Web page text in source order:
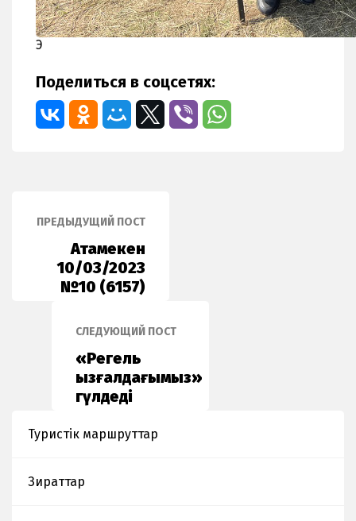
Э
Поделиться в соцсетях:
ПРЕДЫДУЩИЙ ПОСТ
Атамекен
10/03/2023
№10 (6157)
СЛЕДУЮЩИЙ ПОСТ
«Регель
қызғалдағымыз»
гүлдеді
Туристік маршруттар
Зираттар